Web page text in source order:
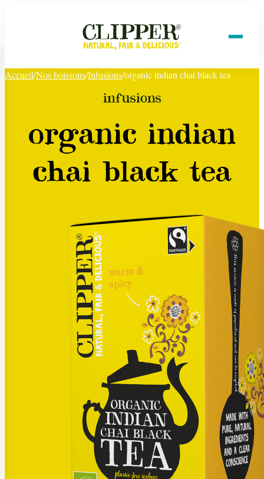
Accueil/Nos boissons/Infusions/organic indian chai black tea
infusions
organic indian
chai black tea